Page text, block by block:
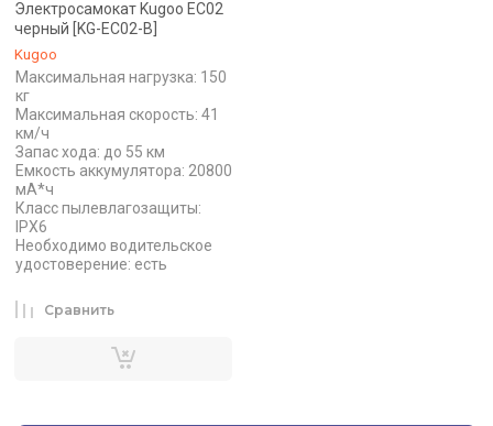
Электросамокат Kugoo EC02
черный [KG-EC02-B]
Kugoo
Максимальная нагрузка: 150
кг
Максимальная скорость: 41
км/ч
Запас хода: до 55 км
Емкость аккумулятора: 20800
мА*ч
Класс пылевлагозащиты:
IPX6
Необходимо водительское
удостоверение: есть
Сравнить